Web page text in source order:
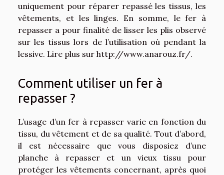
uniquement pour réparer repassé les tissus, les
vêtements, et les linges. En somme, le fer à
repasser a pour finalité de lisser les plis observé
sur les tissus lors de l’utilisation où pendant la
lessive. Lire plus sur http://www.anarouz.fr/.
Comment utiliser un fer à
repasser ?
L’usage d’un fer à repasser varie en fonction du
tissu, du vêtement et de sa qualité. Tout d’abord,
il est nécessaire que vous disposiez d’une
planche à repasser et un vieux tissu pour
protéger les vêtements concernant, après quoi